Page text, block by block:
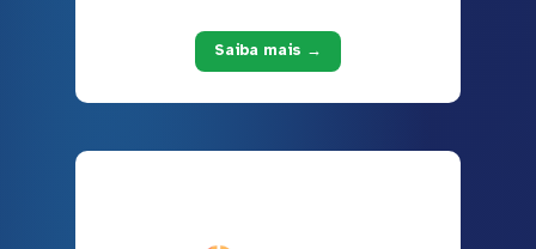
Saiba mais →